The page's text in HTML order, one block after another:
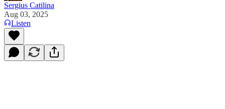
Sergius Catilina
Aug 03, 2025
Listen